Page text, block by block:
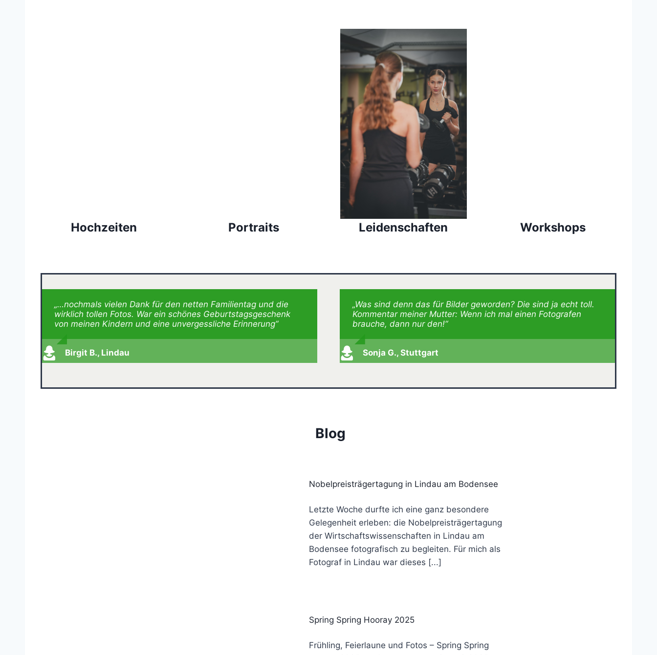
Hochzeiten Portraits Leidenschaften Workshops
„…nochmals vielen Dank für den netten Familientag und die
wirklich tollen Fotos. War ein schönes Geburtstagsgeschenk
von meinen Kindern und eine unvergessliche Erinnerung“
Birgit B., Lindau
„Was sind denn das für Bilder geworden? Die sind ja echt toll.
Kommentar meiner Mutter: Wenn ich mal einen Fotografen
brauche, dann nur den!“
Sonja G., Stuttgart
Blog
Nobelpreisträgertagung in Lindau am Bodensee
Letzte Woche durfte ich eine ganz besondere
Gelegenheit erleben: die Nobelpreisträgertagung
der Wirtschaftswissenschaften in Lindau am
Bodensee fotografisch zu begleiten. Für mich als
Fotograf in Lindau war dieses [...]
Spring Spring Hooray 2025
Frühling, Feierlaune und Fotos – Spring Spring